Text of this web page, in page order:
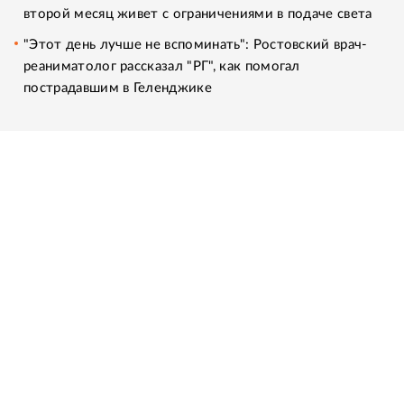
второй месяц живет с ограничениями в подаче света
"Этот день лучше не вспоминать": Ростовский врач-
реаниматолог рассказал "РГ", как помогал
пострадавшим в Геленджике